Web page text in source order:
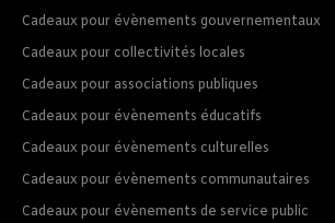
Cadeaux pour évènements gouvernementaux
Cadeaux pour collectivités locales
Cadeaux pour associations publiques
Cadeaux pour évènements éducatifs
Cadeaux pour évènements culturelles
Cadeaux pour évènements communautaires
Cadeaux pour évènements de service public